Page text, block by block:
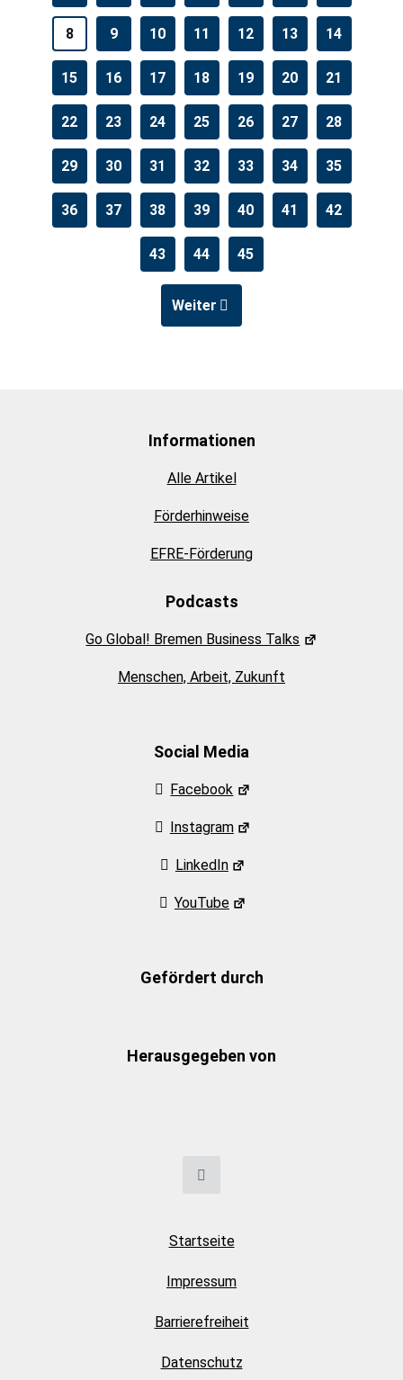
8 9 10 11 12 13 14
15 16 17 18 19 20 21
22 23 24 25 26 27 28
29 30 31 32 33 34 35
36 37 38 39 40 41 42
43 44 45
Weiter
Informationen
Alle Artikel
Förderhinweise
EFRE-Förderung
Podcasts
Go Global! Bremen Business Talks
Menschen, Arbeit, Zukunft
Social Media
Facebook
Instagram
LinkedIn
YouTube
Gefördert durch
Herausgegeben von
Startseite
Impressum
Barrierefreiheit
Datenschutz